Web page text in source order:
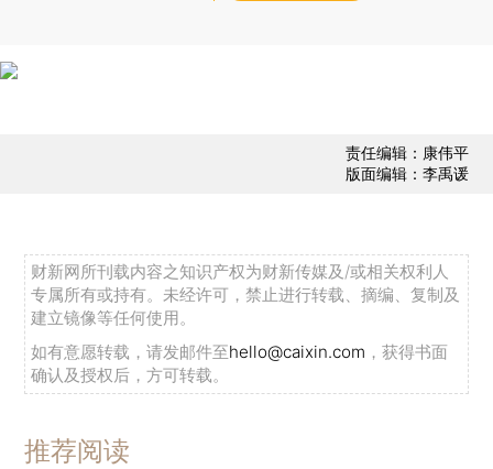
责任编辑：康伟平
版面编辑：李禹谖
财新网所刊载内容之知识产权为财新传媒及/或相关权利人
专属所有或持有。未经许可，禁止进行转载、摘编、复制及
建立镜像等任何使用。
如有意愿转载，请发邮件至hello@caixin.com ，获得书面
确认及授权后，方可转载。
推荐阅读